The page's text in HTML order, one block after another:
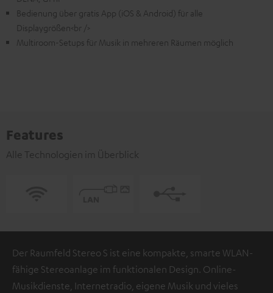
Bedienung über gratis App (iOS & Android) für alle
Displaygrößen<br />
Multiroom-Setups für Musik in mehreren Räumen möglich
Features
Alle Technologien im Überblick
Der Raumfeld Stereo S ist eine kompakte, smarte WLAN-
fähige Stereoanlage im funktionalen Design. Online-
Musikdienste, Internetradio, eigene Musik und vieles